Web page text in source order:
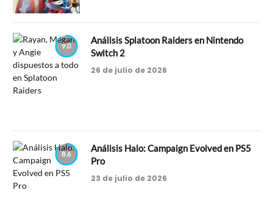
9.0
Análisis Splatoon Raiders en Nintendo
Switch 2
26 de julio de 2026
8.6
Análisis Halo: Campaign Evolved en PS5
Pro
23 de julio de 2026